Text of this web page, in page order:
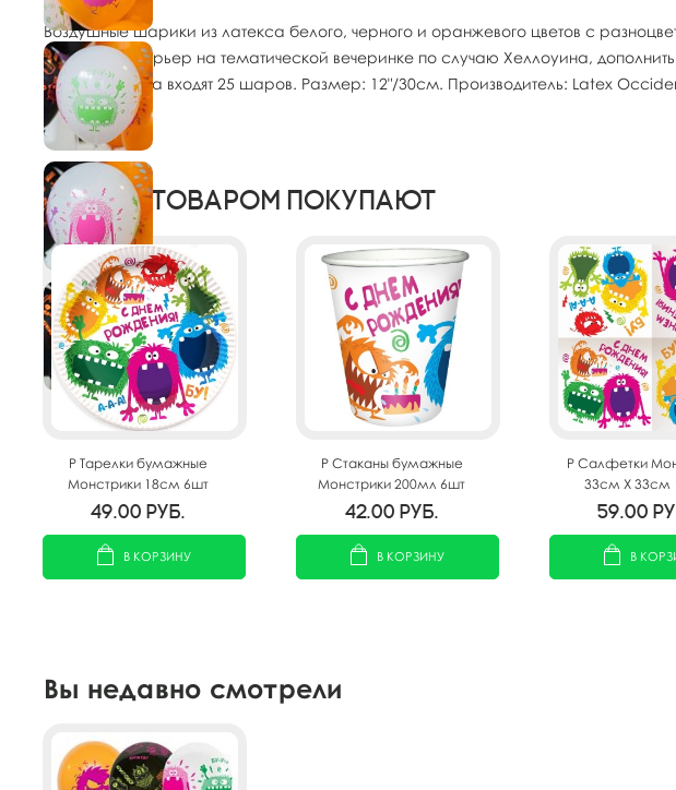
Воздушные шарики из латекса белого, черного и оранжевого цветов с
украсить интерьер на тематической вечеринке по случаю Хеллоуина,
состав набора входят 25 шаров. Размер: 12"/30см. Производитель: Latex
С этим товаром покупают
P Тарелки бумажные
Монстрики 18см 6шт
49.00 руб.
В КОРЗИНУ
P Стаканы бумажные
Монстрики 200мл 6шт
42.00 руб.
В КОРЗИНУ
P Салфетки
33см X 33см
59.00
В
Вы недавно смотрели